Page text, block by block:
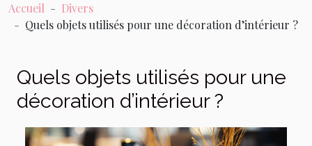
Accueil
Divers
Quels objets utilisés pour une décoration d’intérieur ?
Quels objets utilisés pour une
décoration d’intérieur ?